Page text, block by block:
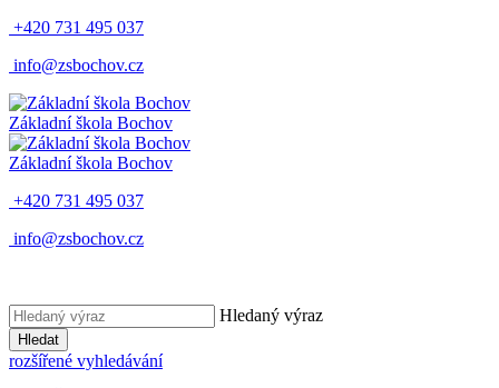
+420 731 495 037
info@zsbochov.cz
Základní škola Bochov
Základní škola Bochov
+420 731 495 037
info@zsbochov.cz
Hledaný výraz
Hledat
rozšířené vyhledávání